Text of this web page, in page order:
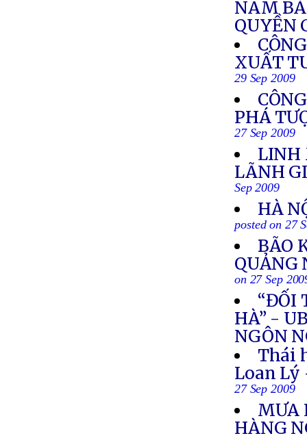
NAM
QUYỀN
XUẤT
29 Sep 2009
PHÁ
27 Sep 2009
LINH
LÃNH
Sep 2009
HÀ
posted on 27
BÃO
QUẢNG
on 27 Sep
“ĐỐI
HÀ” -
NGÔN
Thái
Loan Lý
27 Sep 2009
MƯA
HÀNG